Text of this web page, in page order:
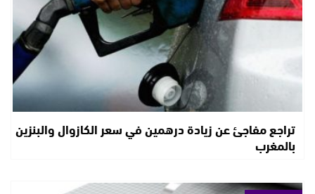
تراجع مفاجئ عن زيادة درهمين في سعر الكازوال والبنزين
بالمغرب